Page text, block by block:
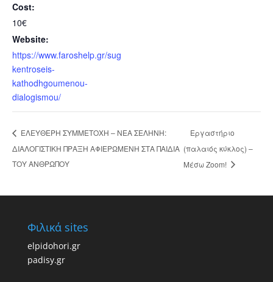
Cost:
10€
Website:
https://www.faroshelp.gr/sug
kentroseis-
kathodhgoumenou-
dialogismou/
ΕΛΕΥΘΕΡΗ ΣΥΜΜΕΤΟΧΗ – ΝΕΑ ΣΕΛΗΝΗ:
ΔΙΑΛΟΓΙΣΤΙΚΗ ΠΡΑΞΗ ΑΦΙΕΡΩΜΕΝΗ ΣΤΑ ΠΑΙΔΙΑ
ΤΟΥ ΑΝΘΡΩΠΟΥ
Εργαστήριο
(παλαιός κύκλος) –
Μέσω Zoom!
Φιλικά sites
elpidohori.gr
padisy.gr